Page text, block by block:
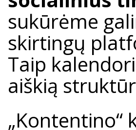
sukūrėme
skirtingų
Taip
aiškią
„Kontentino“